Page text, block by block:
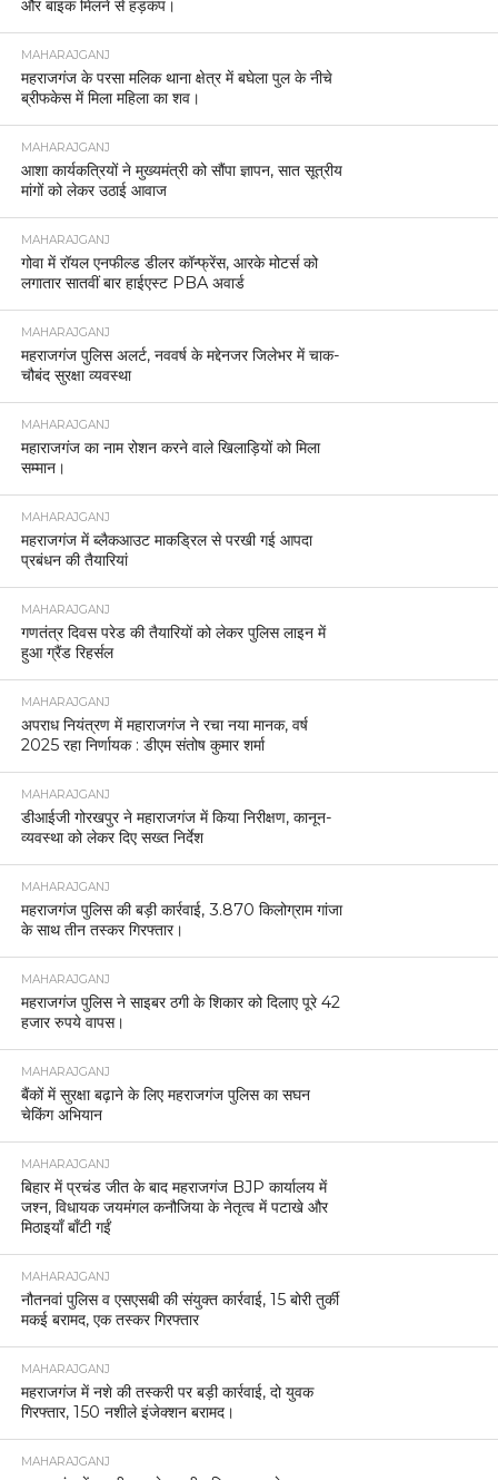
और बाइक मिलने से हड़कंप।
MAHARAJGANJ
महराजगंज के परसा मलिक थाना क्षेत्र में बघेला पुल के नीचे
ब्रीफकेस में मिला महिला का शव।
MAHARAJGANJ
आशा कार्यकत्रियों ने मुख्यमंत्री को सौंपा ज्ञापन, सात सूत्रीय
मांगों को लेकर उठाई आवाज
MAHARAJGANJ
गोवा में रॉयल एनफील्ड डीलर कॉन्फ्रेंस, आरके मोटर्स को
लगातार सातवीं बार हाईएस्ट PBA अवार्ड
MAHARAJGANJ
महराजगंज पुलिस अलर्ट, नववर्ष के मद्देनजर जिलेभर में चाक-
चौबंद सुरक्षा व्यवस्था
MAHARAJGANJ
महाराजगंज का नाम रोशन करने वाले खिलाड़ियों को मिला
सम्मान।
MAHARAJGANJ
महराजगंज में ब्लैकआउट माकड्रिल से परखी गई आपदा
प्रबंधन की तैयारियां
MAHARAJGANJ
गणतंत्र दिवस परेड की तैयारियों को लेकर पुलिस लाइन में
हुआ ग्रैंड रिहर्सल
MAHARAJGANJ
अपराध नियंत्रण में महाराजगंज ने रचा नया मानक, वर्ष
2025 रहा निर्णायक : डीएम संतोष कुमार शर्मा
MAHARAJGANJ
डीआईजी गोरखपुर ने महाराजगंज में किया निरीक्षण, कानून-
व्यवस्था को लेकर दिए सख्त निर्देश
MAHARAJGANJ
महराजगंज पुलिस की बड़ी कार्रवाई, 3.870 किलोग्राम गांजा
के साथ तीन तस्कर गिरफ्तार।
MAHARAJGANJ
महराजगंज पुलिस ने साइबर ठगी के शिकार को दिलाए पूरे 42
हजार रुपये वापस।
MAHARAJGANJ
बैंकों में सुरक्षा बढ़ाने के लिए महराजगंज पुलिस का सघन
चेकिंग अभियान
MAHARAJGANJ
बिहार में प्रचंड जीत के बाद महराजगंज BJP कार्यालय में
जश्न, विधायक जयमंगल कनौजिया के नेतृत्व में पटाखे और
मिठाइयाँ बाँटी गईं
MAHARAJGANJ
नौतनवां पुलिस व एसएसबी की संयुक्त कार्रवाई, 15 बोरी तुर्की
मकई बरामद, एक तस्कर गिरफ्तार
MAHARAJGANJ
महराजगंज में नशे की तस्करी पर बड़ी कार्रवाई, दो युवक
गिरफ्तार, 150 नशीले इंजेक्शन बरामद।
MAHARAJGANJ